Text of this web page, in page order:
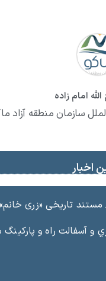
امام زاده
سازمان منطقه آزاد
اخبار
تاریخی «زری خانم» به
راه و پاركينگ مجموعه آب